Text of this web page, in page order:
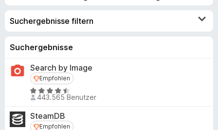
s
Suchergebnisse filtern
Suchergebnisse
Search by Image
Empfohlen
Empfohlen
B
e
w
e
443.565 Benutzer
SteamDB
Empfohlen
Empfohlen